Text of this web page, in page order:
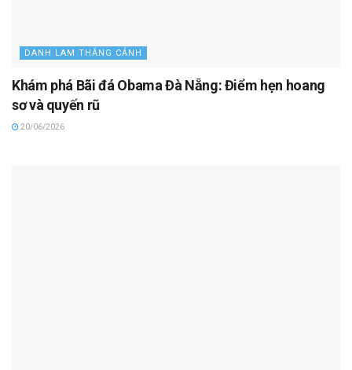
DANH LAM THẮNG CẢNH
Khám phá Bãi đá Obama Đà Nẵng: Điểm hẹn hoang
sơ và quyến rũ
20/06/2026